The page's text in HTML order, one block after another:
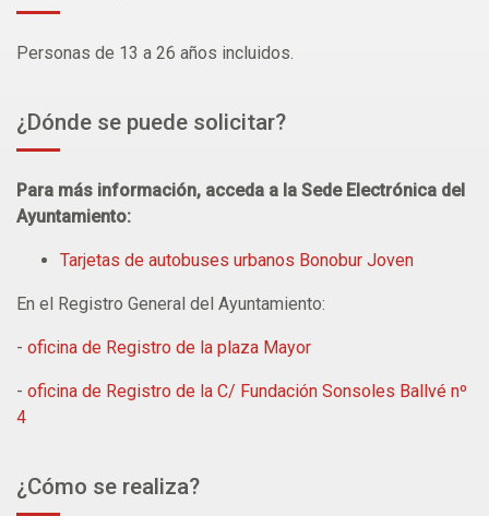
Personas de 13 a 26 años incluidos.
¿Dónde se puede solicitar?
Para más información, acceda a la Sede Electrónica del
Ayuntamiento:
Tarjetas de autobuses urbanos Bonobur Joven
En el Registro General del Ayuntamiento:
- oficina de Registro de la plaza Mayor
- oficina de Registro de la C/ Fundación Sonsoles Ballvé nº
4
¿Cómo se realiza?